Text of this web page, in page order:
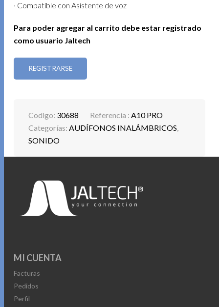
· Compatible con Asistente de voz
Para poder agregar al carrito debe estar registrado
como usuario Jaltech
REGISTRARSE
Codigo: 30688 Referencia :A10 PRO
Categorías:AUDÍFONOS INALÁMBRICOS,
SONIDO
MI CUENTA
Facturas
Pedidos
Perfil